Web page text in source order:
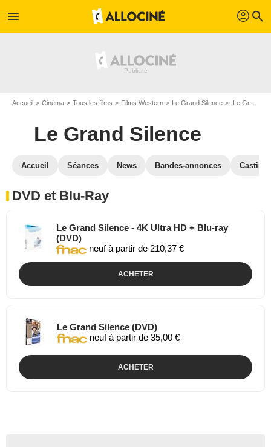
menu profil search
Accueil Cinéma Tous les films Films Western Le Grand Silence Le Grand Silence en DVD Blu Ray
Le Grand Silence
Accueil Séances News Bandes-annonces Casting
DVD et Blu-Ray
Le Grand Silence - 4K Ultra HD + Blu-ray
(DVD)
neuf à partir de 210,37 €
ACHETER
Le Grand Silence (DVD)
neuf à partir de 35,00 €
ACHETER